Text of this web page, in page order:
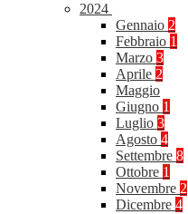
2024
Gennaio 2
Febbraio 1
Marzo 3
Aprile 2
Maggio
Giugno 1
Luglio 3
Agosto 4
Settembre 8
Ottobre 1
Novembre 2
Dicembre 4